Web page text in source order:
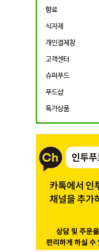
향료
식자재
개인결제창
고객센터
슈퍼푸드
푸드샵
특가상품